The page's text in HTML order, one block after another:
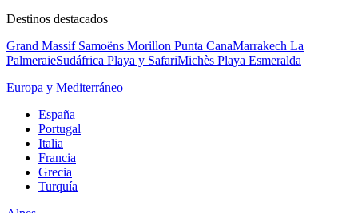
Destinos destacados
Grand Massif Samoëns Morillon Punta CanaMarrakech La
PalmeraieSudáfrica Playa y SafariMichès Playa Esmeralda
Europa y Mediterráneo
España
Portugal
Italia
Francia
Grecia
Turquía